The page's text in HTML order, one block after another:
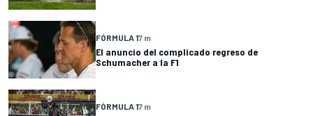
FÓRMULA 17 m
El anuncio del complicado regreso de
Schumacher a la F1
FÓRMULA 17 m